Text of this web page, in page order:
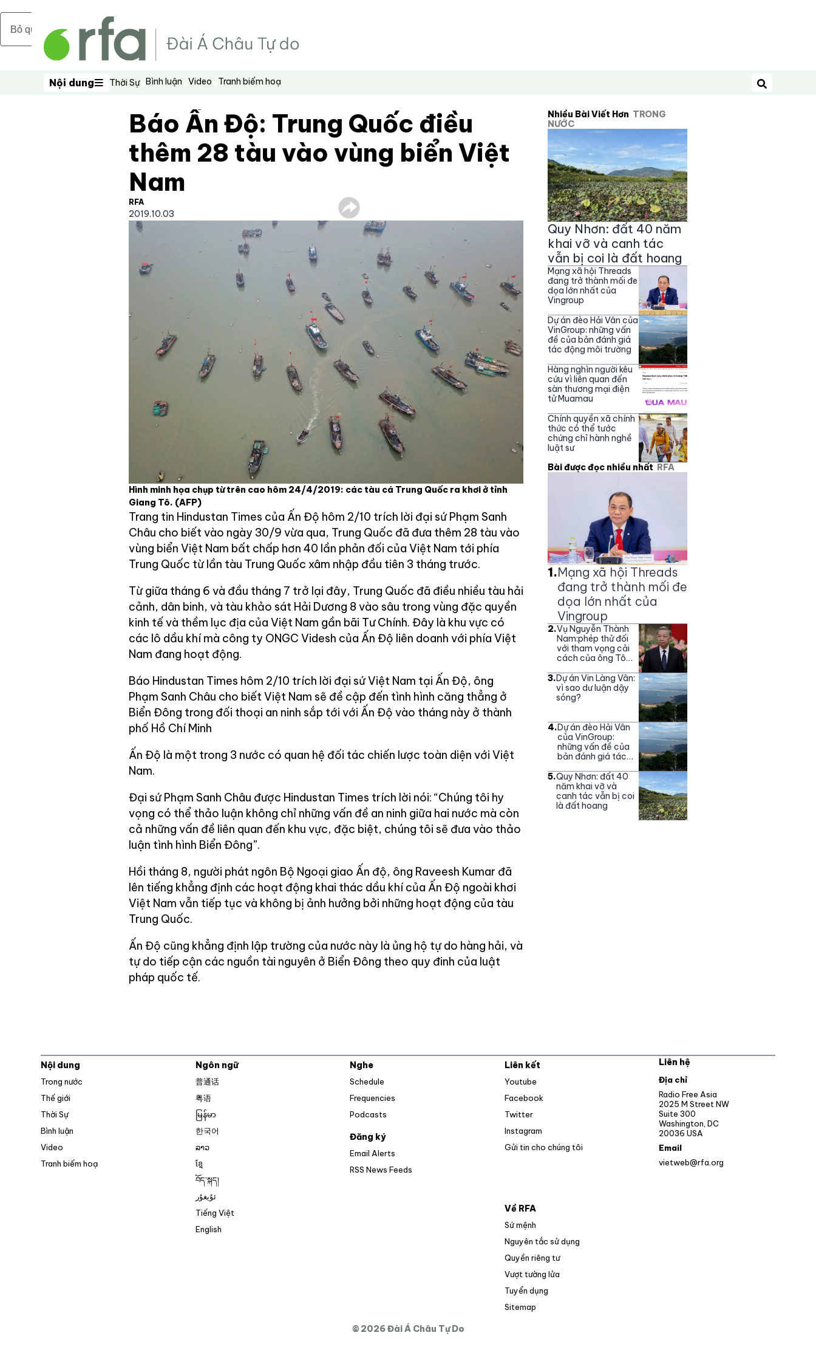
Bỏ qua nội dung chính
Nội dung
Nội dung Thời Sự Bình luận Video Tranh biếm hoạ
Tìm kiếm
Báo Ấn Độ: Trung Quốc điều
thêm 28 tàu vào vùng biển Việt
Nam
RFA
2019.10.03
Hình minh họa chụp từ trên cao hôm 24/4/2019: các tàu cá Trung Quốc ra khơi ở tỉnh
Giang Tô. (AFP)
Trang tin Hindustan Times của Ấn Độ hôm 2/10 trích lời đại sứ Phạm Sanh
Châu cho biết vào ngày 30/9 vừa qua, Trung Quốc đã đưa thêm 28 tàu vào
vùng biển Việt Nam bất chấp hơn 40 lần phản đối của Việt Nam tới phía
Trung Quốc từ lần tàu Trung Quốc xâm nhập đầu tiên 3 tháng trước.
Từ giữa tháng 6 và đầu tháng 7 trở lại đây, Trung Quốc đã điều nhiều tàu hải
cảnh, dân binh, và tàu khảo sát Hải Dương 8 vào sâu trong vùng đặc quyền
kinh tế và thềm lục địa của Việt Nam gần bãi Tư Chính. Đây là khu vực có
các lô dầu khí mà công ty ONGC Videsh của Ấn Độ liên doanh với phía Việt
Nam đang hoạt động.
Báo Hindustan Times hôm 2/10 trích lời đại sứ Việt Nam tại Ấn Độ, ông
Phạm Sanh Châu cho biết Việt Nam sẽ đề cập đến tình hình căng thẳng ở
Biển Đông trong đối thoại an ninh sắp tới với Ấn Độ vào tháng này ở thành
phố Hồ Chí Minh
Ấn Độ là một trong 3 nước có quan hệ đối tác chiến lược toàn diện với Việt
Nam.
Đại sứ Phạm Sanh Châu được Hindustan Times trích lời nói: “Chúng tôi hy
vọng có thể thảo luận không chỉ những vấn đề an ninh giữa hai nước mà còn
cả những vấn đề liên quan đến khu vực, đặc biệt, chúng tôi sẽ đưa vào thảo
luận tình hình Biển Đông”.
Hồi tháng 8, người phát ngôn Bộ Ngoại giao Ấn độ, ông Raveesh Kumar đã
lên tiếng khẳng định các hoạt động khai thác dầu khí của Ấn Độ ngoài khơi
Việt Nam vẫn tiếp tục và không bị ảnh hưởng bởi những hoạt động của tàu
Trung Quốc.
Ấn Độ cũng khẳng định lập trường của nước này là ủng hộ tự do hàng hải, và
tự do tiếp cận các nguồn tài nguyên ở Biển Đông theo quy đinh của luật
pháp quốc tế.
Nhiều Bài Viết Hơn TRONG
NƯỚC
Quy Nhơn: đất 40 năm
khai vỡ và canh tác
vẫn bị coi là đất hoang
Mạng xã hội Threads
đang trở thành mối đe
dọa lớn nhất của
Vingroup
Dự án đèo Hải Vân của
VinGroup: những vấn
đề của bản đánh giá
tác động môi trường
Hàng nghìn người kêu
cứu vì liên quan đến
sàn thương mại điện
tử Muamau
Chính quyền xã chính
thức có thể tước
chứng chỉ hành nghề
luật sư
Bài được đọc nhiều nhất RFA
1.Mạng xã hội Threads
đang trở thành mối đe
dọa lớn nhất của
Vingroup
2.Vụ Nguyễn Thành
Nam:phép thử đối
với tham vọng cải
cách của ông Tô
3.Dự án Vin Làng Vân:
vì sao dư luận dậy
sóng?
4.Dự án đèo Hải Vân
của VinGroup:
những vấn đề của
bản đánh giá tác
5.Quy Nhơn: đất 40
năm khai vỡ và
canh tác vẫn bị coi
là đất hoang
Nội dung
Trong nước
Thế giới
Thời Sự
Bình luận
Video
Tranh biếm hoạ
Ngôn ngữ
普通话
粤语
မြန်မာ
한국어
ລາວ
ខ្មែ
བོད་སྐད།
ئۇيغۇر
Tiếng Việt
English
Nghe
Schedule
Frequencies
Podcasts
Đăng ký
Email Alerts
RSS News Feeds
Liên kết
Youtube
Facebook
Twitter
Instagram
Gửi tin cho chúng tôi
Về RFA
Sứ mệnh
Nguyên tắc sử dụng
Quyền riêng tư
Vượt tường lửa
Tuyển dụng
Sitemap
Liên hệ
Địa chỉ
Radio Free Asia
2025 M Street NW
Suite 300
Washington, DC
20036 USA
Email
vietweb@rfa.org
© 2026 Đài Á Châu Tự Do